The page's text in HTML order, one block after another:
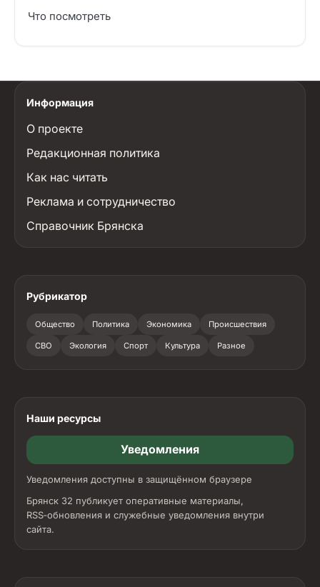
Что посмотреть
Информация
О проекте
Редакционная политика
Как нас читать
Реклама и сотрудничество
Справочник Брянска
Рубрикатор
Общество Политика Экономика Происшествия
СВО Экология Спорт Культура Разное
Наши ресурсы
Уведомления
Уведомления доступны в защищённом браузере
Брянск 32 публикует оперативные материалы,
RSS‑обновления и служебные уведомления внутри
сайта.